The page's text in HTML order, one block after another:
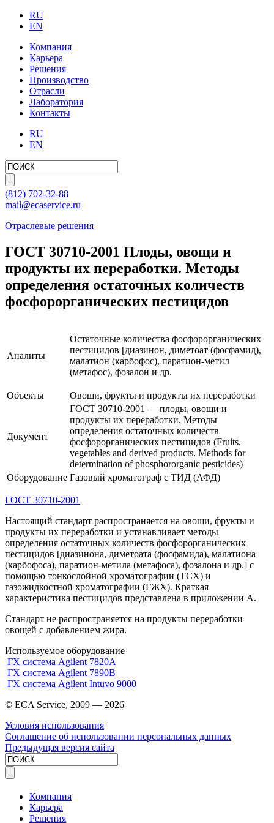
RU
EN
Компания
Карьера
Решения
Производство
Отрасли
Лаборатория
Контакты
RU
EN
(812) 702-32-88
mail@ecaservice.ru
Отраслевые решения
ГОСТ 30710-2001 Плоды, овощи и
продукты их переработки. Методы
определения остаточных количеств
фосфорорганических пестицидов
Аналиты
Остаточные количества фосфорорганических
пестицидов [диазинон, диметоат (фосфамид),
малатион (карбофос), паратион-метил
(метафос), фозалон и др.
Объекты Овощи, фрукты и продукты их переработки
Документ
ГОСТ 30710-2001 — плоды, овощи и
продукты их переработки. Методы
определения остаточных количеств
фосфорорганических пестицидов (Fruits,
vegetables and derived products. Methods for
determination of phosphororganic pesticides)
Оборудование Газовый хроматограф с ТИД (АФД)
ГОСТ 30710-2001
Настоящий стандарт распространяется на овощи, фрукты и
продукты их переработки и устанавливает методы
определения остаточных количеств фосфорорганических
пестицидов [диазинона, диметоата (фосфамида), малатиона
(карбофоса), паратион-метила (метафоса), фозалона и др.] с
помощью тонкослойной хроматографии (ТСХ) и
газожидкостной хроматографии (ГЖХ). Краткая
характеристика пестицидов представлена в приложении А.
Стандарт не распространяется на продукты переработки
овощей с добавлением жира.
Используемое оборудование
ГХ система Agilent 7820A
ГХ система Agilent 7890B
ГХ система Agilent Intuvo 9000
© ECA Service, 2009 — 2026
Условия использования
Соглашение об использовании персональных данных
Предыдущая версия сайта
Компания
Карьера
Решения